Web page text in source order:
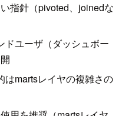
指針（pivoted、joinedな
ドユーザ（ダッシュボー
はmartsレイヤの複雑さの